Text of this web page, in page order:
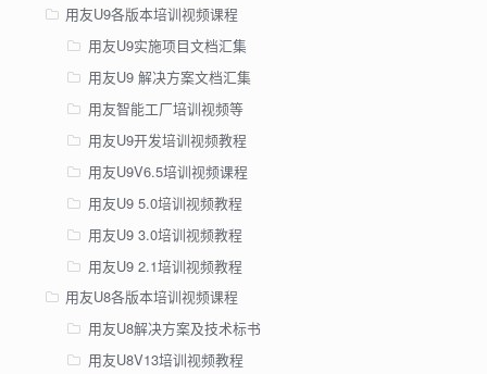
用友U9各版本培训视频课程
用友U9实施项目文档汇集
用友U9 解决方案文档汇集
用友智能工厂培训视频等
用友U9开发培训视频教程
用友U9V6.5培训视频课程
用友U9 5.0培训视频教程
用友U9 3.0培训视频教程
用友U9 2.1培训视频教程
用友U8各版本培训视频课程
用友U8解决方案及技术标书
用友U8V13培训视频教程